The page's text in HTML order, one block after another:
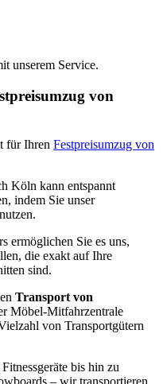
unserem Service.
von
für Ihren Festpreisumzug von
Köln kann entspannt
indem Sie unser
ermöglichen Sie es uns,
die exakt auf Ihre
sind.
Transport von
Möbel-Mitfahrzentrale
von Transportgütern
bis hin zu
– wir transportieren